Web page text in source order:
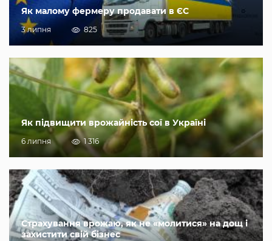
Як малому фермеру продавати в ЄС
3 липня 825
Як підвищити врожайність сої в Україні
6 липня 1 316
Страхування врожаю, як не «молитися» на дощ і
захистити свій бізнес